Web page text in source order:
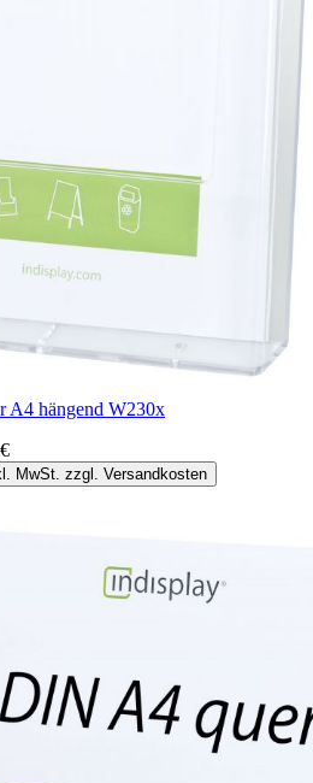
A4 hängend W230x
MwSt. zzgl. Versandkosten